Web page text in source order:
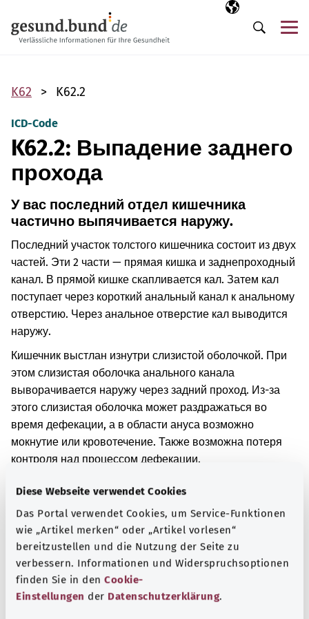
Diese Webseite verwendet Cookies
Das Portal verwendet Cookies, um Service-Funktionen
wie „Artikel merken“ oder „Artikel vorlesen“
bereitzustellen und die Nutzung der Seite zu
verbessern. Informationen und Widerspruchsoptionen
finden Sie in den Cookie-
Einstellungen der Datenschutzerklärung.
Выбранный
RU
Поиск
K62 K62.2
ICD-Code
K62.2: Выпадение заднего
прохода
У вас последний отдел кишечника
частично выпячивается наружу.
Последний участок толстого кишечника состоит из двух
частей. Эти 2 части — прямая кишка и заднепроходный
канал. В прямой кишке скапливается кал. Затем кал
поступает через короткий анальный канал к анальному
отверстию. Через анальное отверстие кал выводится
наружу.
Кишечник выстлан изнутри слизистой оболочкой. При
этом слизистая оболочка анального канала
выворачивается наружу через задний проход. Из-за
этого слизистая оболочка может раздражаться во
время дефекации, а в области ануса возможно
мокнутие или кровотечение. Также возможна потеря
контроля над процессом дефекации.
Дополнительные обозначения
Указание
Источник